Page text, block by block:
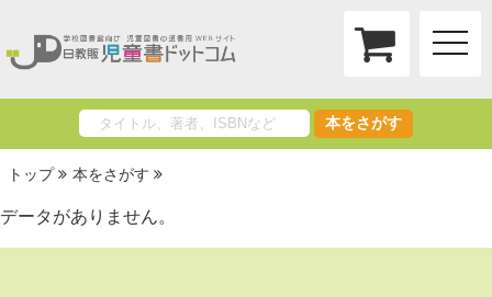
toggle
本をさがす
トップ 本をさがす
データがありません。